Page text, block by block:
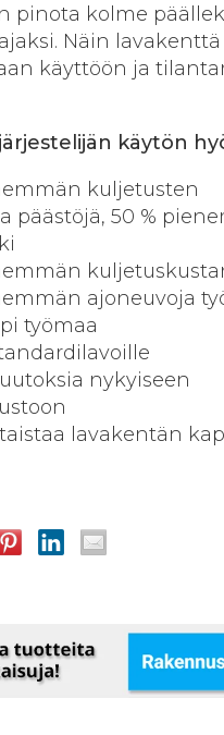
pinota kolme
Näin lavakenttä
käyttöön ja
käytön
kuljetusten
päästöjä, 50 %
ajoneuvoja
työmaa
nykyiseen
lavakentän